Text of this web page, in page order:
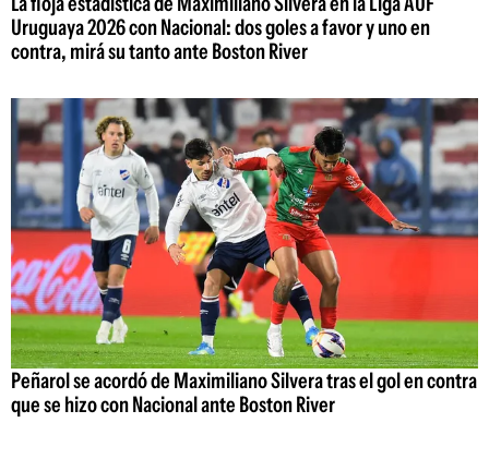
Uruguaya 2026 con Nacional: dos goles a favor y uno en
contra, mirá su tanto ante Boston River
Peñarol se acordó de Maximiliano Silvera tras el gol en contra
que se hizo con Nacional ante Boston River